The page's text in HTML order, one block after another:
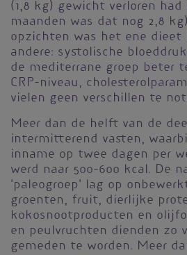
(1,8 kg) gewicht verloren had
maanden was dat nog 2,8
opzichten was het ene dieet
andere: systolische
de mediterrane groep beter
CRP-niveau,
vielen geen verschillen te
Meer dan de helft van de
intermitterend vasten,
inname op twee dagen per
werd naar 500-600 kcal. De
'paleogroep' lag op
groenten, fruit, dierlijke
kokosnootproducten en
en peulvruchten dienden zo
gemeden te worden. Meer